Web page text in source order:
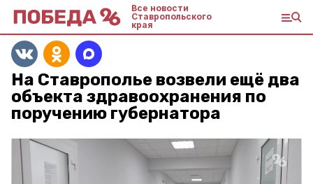
Все новости
Ставропольского
края
На Ставрополье возвели ещё два
объекта здравоохранения по
поручению губернатора